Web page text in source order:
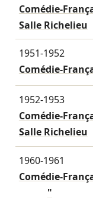
Comédie-
Salle Richelieu
1951-1952
Comédie-
1952-1953
Comédie-
Salle Richelieu
1960-1961
Comédie-
"